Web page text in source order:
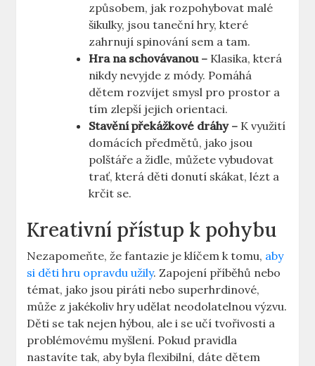
způsobem, jak rozpohybovat malé
šikulky, jsou taneční hry, které
zahrnují spinování sem a tam.
Hra na schovávanou – Klasika, která
nikdy nevyjde z módy. Pomáhá
dětem rozvíjet smysl pro prostor a
tím zlepší jejich orientaci.
Stavění překážkové dráhy – K využití
domácích předmětů, jako jsou
polštáře a židle, můžete vybudovat
trať, která děti donutí skákat, lézt a
krčit se.
Kreativní přístup k pohybu
Nezapomeňte, že fantazie je klíčem k tomu, aby
si děti hru opravdu užily. Zapojení příběhů nebo
témat, jako jsou piráti nebo superhrdinové,
může z jakékoliv hry udělat neodolatelnou výzvu.
Děti se tak nejen hýbou, ale i se učí tvořivosti a
problémovému myšlení. Pokud pravidla
nastavíte tak, aby byla flexibilní, dáte dětem